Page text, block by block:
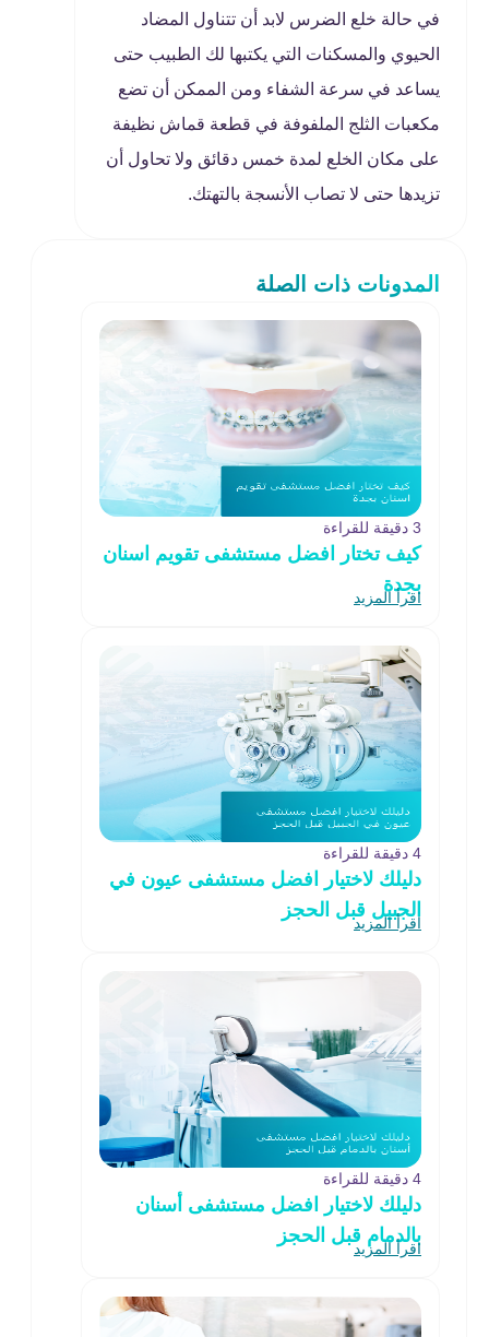
في حالة خلع الضرس لابد أن تتناول المضاد
الحيوي والمسكنات التي يكتبها لك الطبيب حتى
يساعد في سرعة الشفاء ومن الممكن أن تضع
مكعبات الثلج الملفوفة في قطعة قماش نظيفة
على مكان الخلع لمدة خمس دقائق ولا تحاول أن
تزيدها حتى لا تصاب الأنسجة بالتهتك.
المدونات ذات الصلة
3 دقيقة للقراءة
كيف تختار افضل مستشفى تقويم اسنان
بجدة
اقرأ المزيد
4 دقيقة للقراءة
دليلك لاختيار افضل مستشفى عيون في
الجبيل قبل الحجز
اقرأ المزيد
4 دقيقة للقراءة
دليلك لاختيار افضل مستشفى أسنان
بالدمام قبل الحجز
اقرأ المزيد